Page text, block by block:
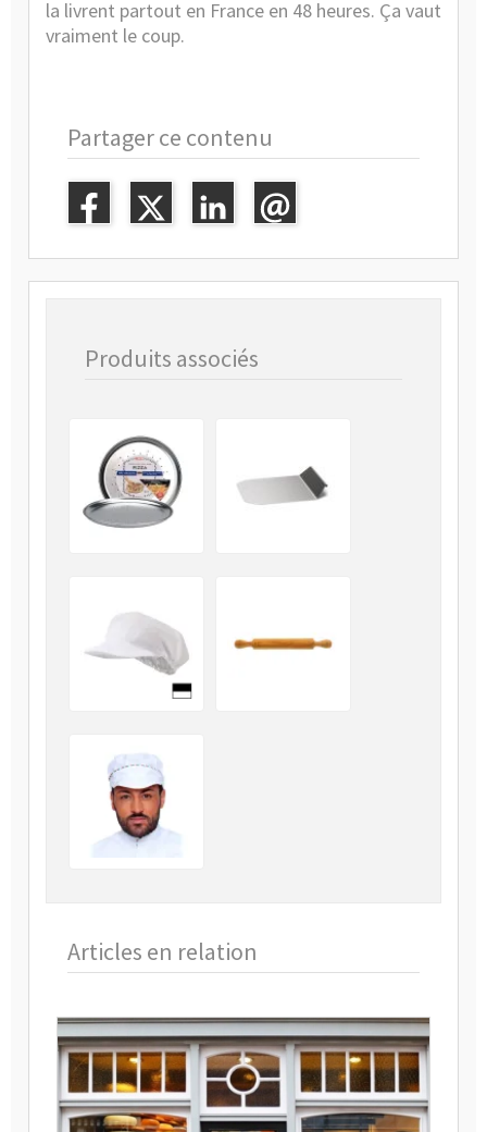
la livrent partout en France en 48 heures. Ça vaut
vraiment le coup.
Partager ce contenu
Produits associés
Articles en relation